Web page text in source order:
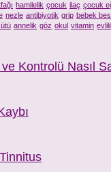
hamilelik çocuk ilaç çocuk
nezle antibiyotik grip bebek
annelik göz okul vitamin
Kontrolü Nasıl